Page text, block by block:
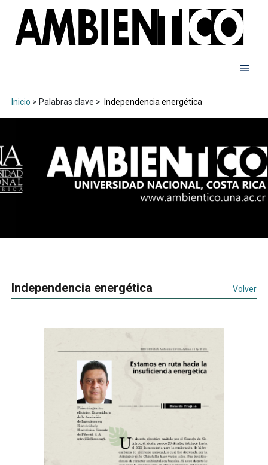
Inicio > Palabras clave > Independencia energética
Independencia energética Volver